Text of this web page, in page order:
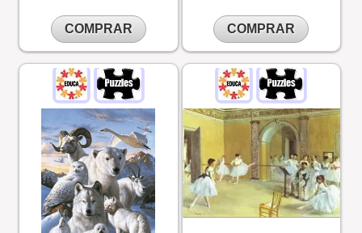
COMPRAR COMPRAR